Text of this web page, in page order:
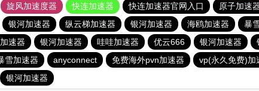
旋风加速度器 快连加速器 快连加速器官网入口 原子加速
银河加速器 纵云梯加速器 银河加速器 海鸥加速器 暴
速器 银河加速器 哇哇加速器 优云666 银河加速器
雪加速器 anyconnect 免费海外pvn加速器 vp(永久免费)加
银河加速器